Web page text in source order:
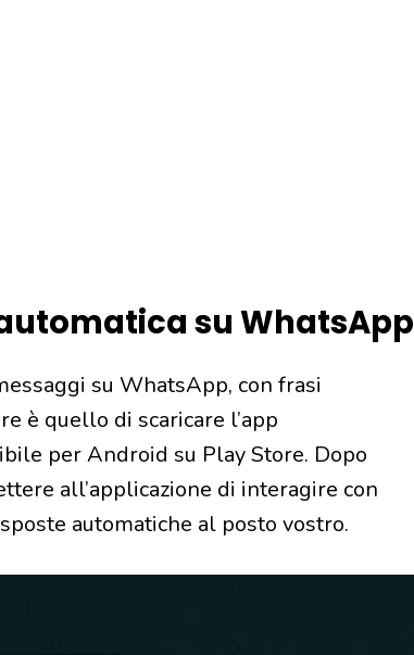
su WhatsApp
su WhatsApp, con frasi
è quello di scaricare l’app
per Android su Play Store. Dopo
all’applicazione di interagire con
automatiche al posto vostro.